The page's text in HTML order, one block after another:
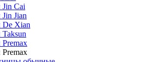
Cai
Jian
Xian